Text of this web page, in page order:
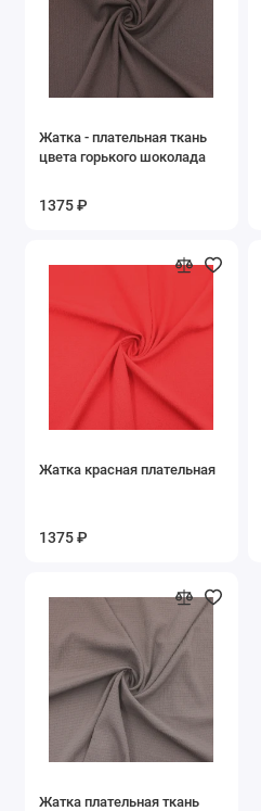
Жатка - плательная ткань
цвета горького шоколада
1375 ₽
Жатка красная плательная
1375 ₽
Жатка плательная ткань